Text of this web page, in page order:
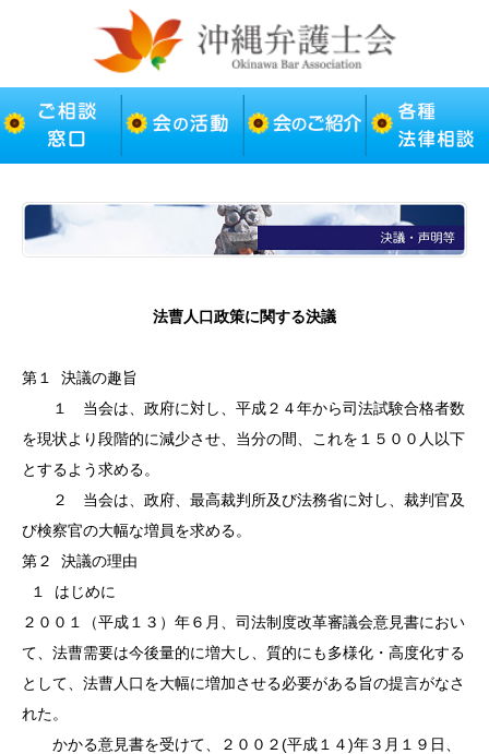
法曹人口政策に関する決議
第１
決議の趣旨
１ 当会は、政府に対し、平成２４年から司法試験合格者数
を現状より段階的に減少させ、当分の間、これを１５００人以下
とするよう求める。
２ 当会は、政府、最高裁判所及び法務省に対し、裁判官及
び検察官の大幅な増員を求める。
第２
決議の理由
１
はじめに
２００１（平成１３）年６月、司法制度改革審議会意見書におい
て、法曹需要は今後量的に増大し、質的にも多様化・高度化する
として、法曹人口を大幅に増加させる必要がある旨の提言がなさ
れた。
かかる意見書を受けて、２００２(平成１４)年３月１９日、